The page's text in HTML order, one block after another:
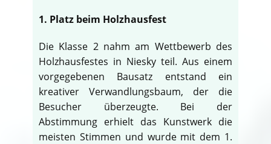
1. Platz beim Holzhausfest
Die Klasse 2 nahm am Wettbewerb des
Holzhausfestes in Niesky teil. Aus einem
vorgegebenen Bausatz entstand ein
kreativer Verwandlungsbaum, der die
Besucher überzeugte. Bei der
Abstimmung erhielt das Kunstwerk die
meisten Stimmen und wurde mit dem 1.